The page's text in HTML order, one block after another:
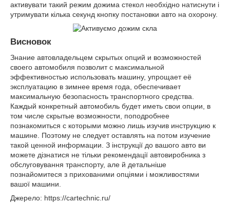
активувати такий режим дожима стекол необхідно натиснути і
утримувати кілька секунд кнопку постановки авто на охорону.
Висновок
Знание автовладельцем скрытых опций и возможностей
своего автомобиля позволит с максимальной
эффективностью использовать машину, упрощает её
эксплуатацию в зимнее время года, обеспечивает
максимальную безопасность транспортного средства.
Каждый конкретный автомобиль будет иметь свои опции, в
том числе скрытые возможности, поподробнее
познакомиться с которыми можно лишь изучив инструкцию к
машине. Поэтому не следует оставлять на потом изучение
такой ценной информации. З інструкції до вашого авто ви
можете дізнатися не тільки рекомендації автовиробника з
обслуговування транспорту, але й детальніше
познайомитеся з прихованими опціями і можливостями
вашої машини.
Джерело: https://cartechnic.ru/